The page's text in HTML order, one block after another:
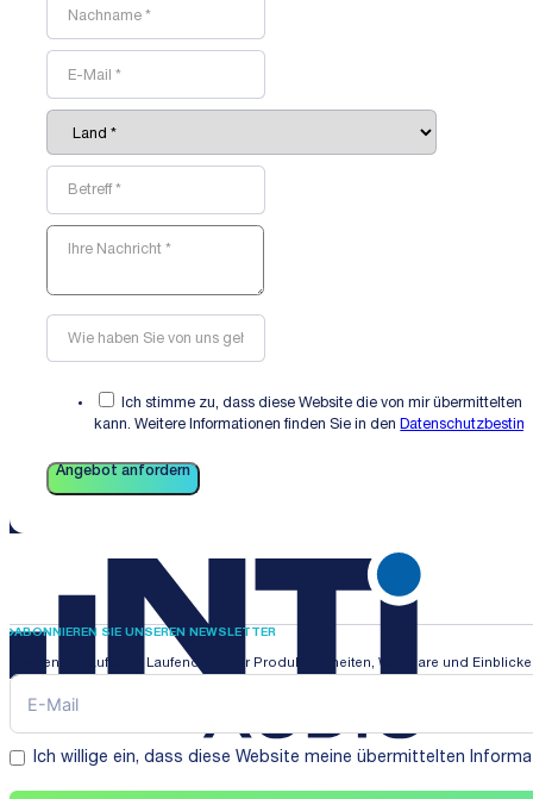
Ich stimme zu, dass diese Website die von mir übermittelten
kann. Weitere Informationen finden Sie in den
Angebot anfordern
ABONNIEREN SIE UNSEREN NEWSLETTER
Bleiben Sie auf dem Laufenden über Produktneuheiten, Webinare und
Ich willige ein, dass diese Website meine übermittelten